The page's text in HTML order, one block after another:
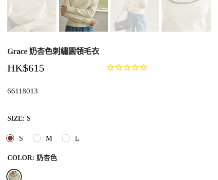
Grace 奶杏色刺繡園領毛衣
HK$615
66118013
SIZE: S
S M L
COLOR: 奶杏色